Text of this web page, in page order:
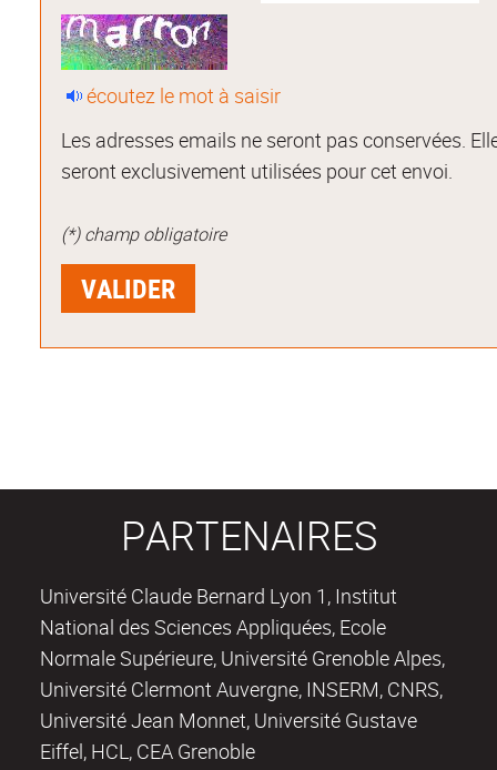
écoutez le mot à saisir
Les adresses emails ne seront pas conservées.
seront exclusivement utilisées pour cet envoi.
(*) champ obligatoire
PARTENAIRES
Université Claude Bernard Lyon 1, Institut
National des Sciences Appliquées, Ecole
Normale Supérieure, Université Grenoble Alpes,
Université Clermont Auvergne, INSERM, CNRS,
Université Jean Monnet, Université Gustave
Eiffel, HCL, CEA Grenoble